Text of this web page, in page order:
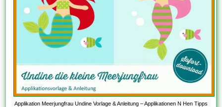
Applikation Meerjungfrau Undine Vorlage & Anleitung – Applikationen N Hen Tipps